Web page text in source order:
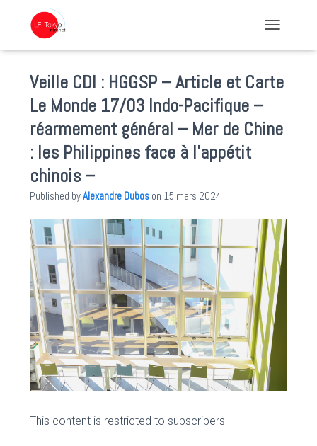
Veille CDI : HGGSP – Article et Carte
Le Monde 17/03 Indo-Pacifique –
réarmement général – Mer de Chine
: les Philippines face à l’appétit
chinois –
Published byAlexandre Dubos on 15 mars 2024
This content is restricted to subscribers